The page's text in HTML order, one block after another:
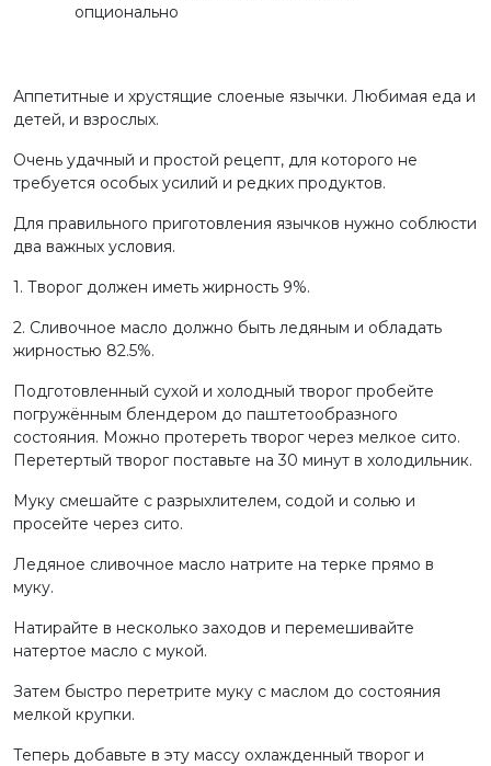
опционально
Аппетитные и хрустящие слоеные язычки. Любимая еда и
детей, и взрослых.
Очень удачный и простой рецепт, для которого не
требуется особых усилий и редких продуктов.
Для правильного приготовления язычков нужно соблюсти
два важных условия.
1. Творог должен иметь жирность 9%.
2. Сливочное масло должно быть ледяным и обладать
жирностью 82.5%.
Подготовленный сухой и холодный творог пробейте
погружённым блендером до паштетообразного
состояния. Можно протереть творог через мелкое сито.
Перетертый творог поставьте на 30 минут в холодильник.
Муку смешайте с разрыхлителем, содой и солью и
просейте через сито.
Ледяное сливочное масло натрите на терке прямо в
муку.
Натирайте в несколько заходов и перемешивайте
натертое масло с мукой.
Затем быстро перетрите муку с маслом до состояния
мелкой крупки.
Теперь добавьте в эту массу охлажденный творог и